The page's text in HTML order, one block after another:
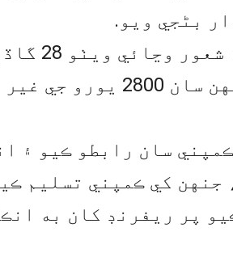
اهو سڀ ڏسي هو حيران
پورو قدر 1.4 ملين يورو هو جنهن سان 2800 يورو جي غير
سان رابطو ڪيو ۽
جنهن کي ڪمپني تسليم
پر ريفرنڊ کان به